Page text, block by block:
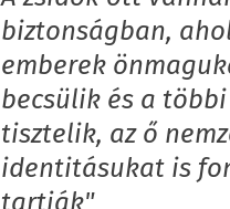
biztonságban,
emberek
becsülik és a
tisztelik, az ő
identitásukat is
tartják"